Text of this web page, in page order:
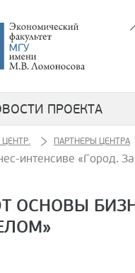
ПРОЕКТА
ПАРТНЕРЫ ЦЕНТРА
интенсиве «Город.
ОСНОВЫ